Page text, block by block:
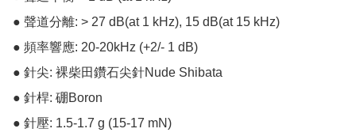
● 聲道分離: > 27 dB(at 1 kHz), 15 dB(at 15 kHz)
● 頻率響應: 20-20kHz (+2/- 1 dB)
● 針尖: 裸柴田鑽石尖針Nude Shibata
● 針桿: 硼Boron
● 針壓: 1.5-1.7 g (15-17 mN)